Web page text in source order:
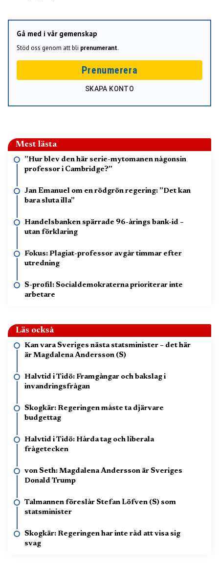
Gå med i vår gemenskap
Stöd oss genom att bli prenumerant.
Prenumerera
SKAPA KONTO
Mest lästa
”Hur blev den här serie-mytomanen någonsin
professor i Cambridge?”
Jan Emanuel om en rödgrön regering: ”Det kan
bara sluta illa”
Handelsbanken spärrade 96-årings bank-id –
utan förklaring
Fokus: Plagiat-professor avgår timmar efter
utredning
S-profil: Socialdemokraterna prioriterar inte
arbetare
Läs också
Kan vara Sveriges nästa statsminister – det här
är Magdalena Andersson (S)
Halvtid i Tidö: Framgångar och bakslag i
invandringsfrågan
Skogkär: Regeringen måste ta djärvare
budgettag
Halvtid i Tidö: Hårda tag och liberala
frågetecken
von Seth: Magdalena Andersson är Sveriges
Donald Trump
Talmannen föreslår Stefan Löfven (S) som
statsminister
Skogkär: Regeringen har inte råd att visa sig
svag